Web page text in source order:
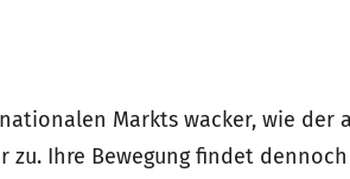
Markts wacker, wie der
Ihre Bewegung findet